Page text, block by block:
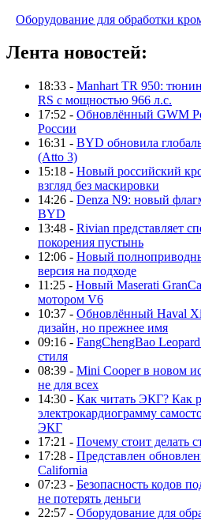
Оборудование для обработки
Лента новостей:
18:33 - Manhart TR 950:
RS с мощностью 966 л.с.
17:52 - Обновлённый GWM
России
16:31 - BYD обновила
(Atto 3)
15:18 - Новый российский
взгляд без маскировки
14:26 - Denza N9: новый
BYD
13:48 - Rivian представляет
покорения пустынь
12:06 - Новый
версия на подходе
11:25 - Новый Maserati
мотором V6
10:37 - Обновлённый Haval
дизайн, но прежнее имя
09:16 - FangChengBao
стиля
08:39 - Mini Cooper в новом
не для всех
14:30 - Как читать ЭКГ? Как
электрокардиограмму
ЭКГ
17:21 - Почему стоит делать
17:28 - Представлен
California
07:23 - Безопасность кодов
не потерять деньги
22:57 - Оборудование для